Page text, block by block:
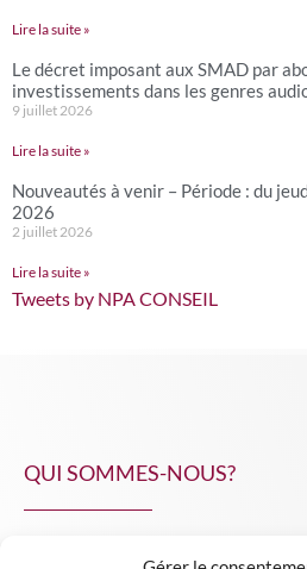
Lire la suite »
Le décret imposant aux SMAD par
investissements dans les genres
9 juillet 2026
Lire la suite »
Nouveautés à venir – Période : du
2026
2 juillet 2026
Lire la suite »
Tweets by NPA CONSEIL
QUI SOMMES-NOUS?